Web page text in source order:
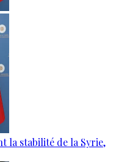
la stabilité de la Syrie,